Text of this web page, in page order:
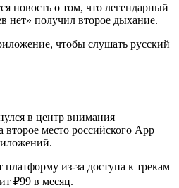
новость о том, что легендарный
нет» получил второе дыхание.
чтобы слушать русский
в центр внимания
второе место российского App
из-за доступа к трекам
₽99 в месяц.